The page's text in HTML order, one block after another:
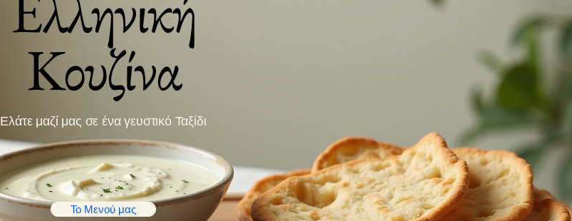
Κουζίνα
Ελάτε μαζί μας σε ένα γευστικό Ταξίδι
Το Μενού μας